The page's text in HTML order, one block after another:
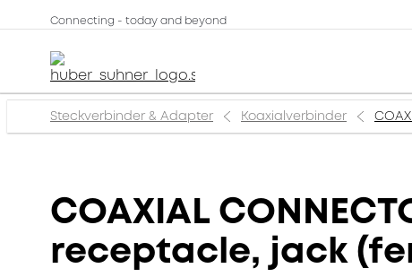
Connecting - today and beyond
Steckverbinder & Adapter Koaxialverbinder
COAXIAL
receptacle, jack